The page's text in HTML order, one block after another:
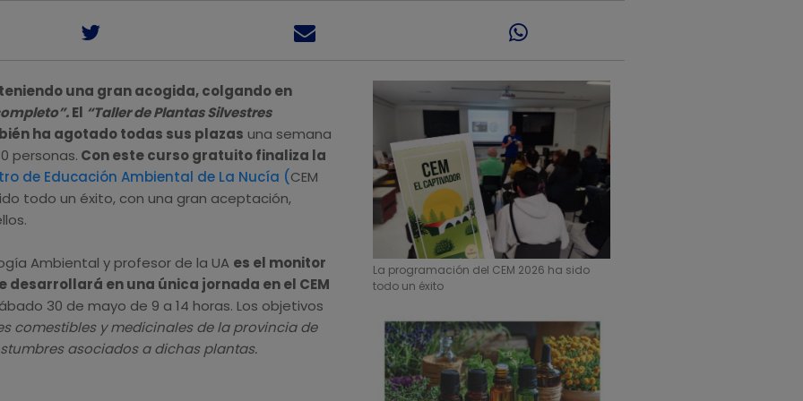
una gran acogida, colgando en
El “Taller de Plantas Silvestres
ha agotado todas sus plazas una semana
personas. Con este curso gratuito finaliza la
de Educación Ambiental de La Nucía (CEM
todo un éxito, con una gran aceptación,
Ambiental y profesor de la UA es el monitor
desarrollará en una única jornada en el CEM
30 de mayo de 9 a 14 horas. Los objetivos
comestibles y medicinales de la provincia de
asociados a dichas plantas.
La programación del CEM 2026 ha sido
todo un éxito